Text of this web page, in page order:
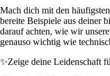
Mach dich mit den
bereite Beispiele aus deiner
darauf achten, wie wir
genauso wichtig wie
✨Zeige deine Leidenschaft